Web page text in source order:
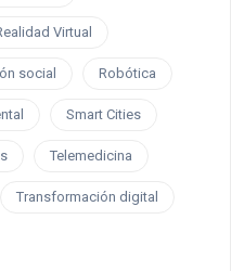
Virtual
social Robótica
Smart Cities
Telemedicina
Transformación digital